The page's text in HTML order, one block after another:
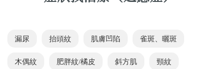
漏尿 抬頭紋 肌膚凹陷 雀斑、曬斑
木偶紋 肥胖紋/橘皮 斜方肌 頸紋